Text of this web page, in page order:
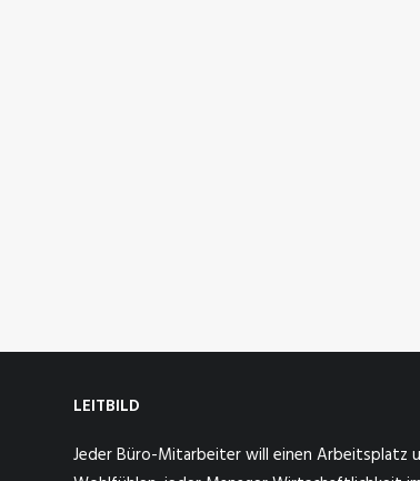
LEITBILD
Jeder Büro-Mitarbeiter will einen Arbeitsplatz